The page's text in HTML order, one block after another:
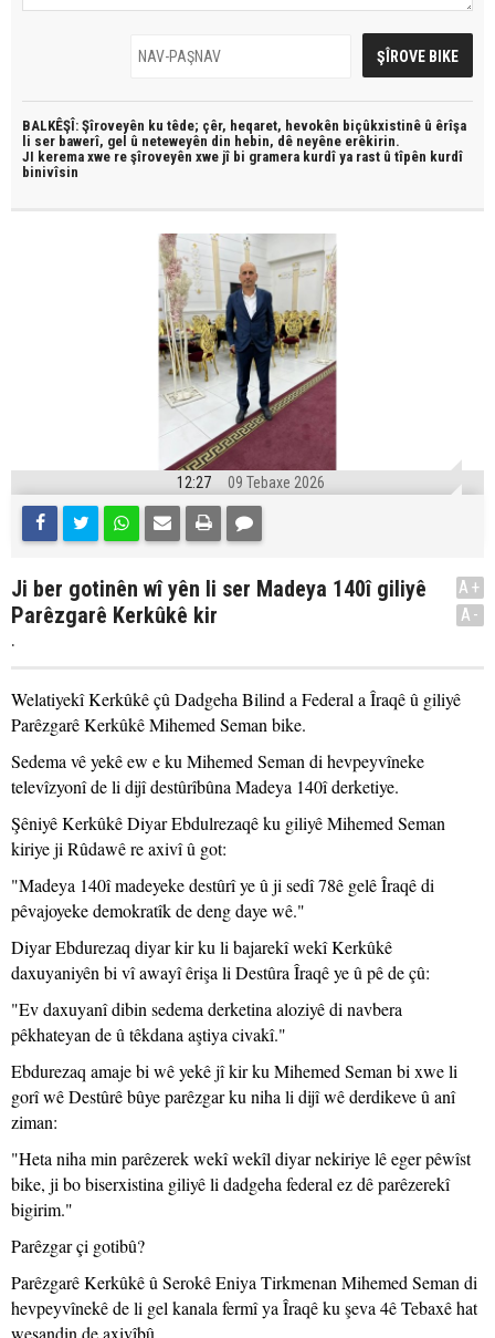
BALKÊŞÎ: Şîroveyên ku têde; çêr, heqaret, hevokên biçûkxistinê û êrîşa
li ser bawerî, gel û neteweyên din hebin, dê neyêne erêkirin.
JI kerema xwe re şîroveyên xwe jî bi gramera kurdî ya rast û tîpên kurdî
binivîsin
12:27 09 Tebaxe 2026
Ji ber gotinên wî yên li ser Madeya 140î giliyê
Parêzgarê Kerkûkê kir
.
A+
A-
Welatiyekî Kerkûkê çû Dadgeha Bilind a Federal a Îraqê û giliyê
Parêzgarê Kerkûkê Mihemed Seman bike.
Sedema vê yekê ew e ku Mihemed Seman di hevpeyvîneke
televîzyonî de li dijî destûrîbûna Madeya 140î derketiye.
Şêniyê Kerkûkê Diyar Ebdulrezaqê ku giliyê Mihemed Seman
kiriye ji Rûdawê re axivî û got:
"Madeya 140î madeyeke destûrî ye û ji sedî 78ê gelê Îraqê di
pêvajoyeke demokratîk de deng daye wê."
Diyar Ebdurezaq diyar kir ku li bajarekî wekî Kerkûkê
daxuyaniyên bi vî awayî êrişa li Destûra Îraqê ye û pê de çû:
"Ev daxuyanî dibin sedema derketina aloziyê di navbera
pêkhateyan de û têkdana aştiya civakî."
Ebdurezaq amaje bi wê yekê jî kir ku Mihemed Seman bi xwe li
gorî wê Destûrê bûye parêzgar ku niha li dijî wê derdikeve û anî
ziman:
"Heta niha min parêzerek wekî wekîl diyar nekiriye lê eger pêwîst
bike, ji bo biserxistina giliyê li dadgeha federal ez dê parêzerekî
bigirim."
Parêzgar çi gotibû?
Parêzgarê Kerkûkê û Serokê Eniya Tirkmenan Mihemed Seman di
hevpeyvînekê de li gel kanala fermî ya Îraqê ku şeva 4ê Tebaxê hat
weşandin de axivîbû.